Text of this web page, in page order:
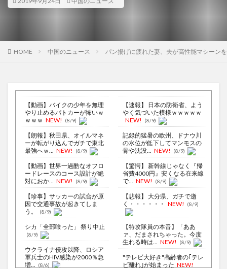
HOME 中国のニュース パン揚げに疲れた妻、夫が高性能マシーン
【動画】バイクの少年を無理
やり止めるパトカーが怖いｗ
ｗｗｗ NEW! (8/9)
【朗報】秋田県、オイルマネ
ーが転がり込んでガチで東北
最強へｗ...
NEW! (8/9)
【動画】世界一過酷なオフロ
ードレースのコース設計が絶
対におか...
NEW! (8/9)
【珍事】サッカーの試合が原
因で交通事故が起きてしま
う。
(8/9)
シカ「全部喰った」 祭り中止
(8/9)
ウクライナ侵攻以降、ロシア
軍兵士のHIV感染が2000％急
増...
(8/6)
【速報】 日本の防衛省、よう
やく気づいた模様ｗｗｗｗｗ
NEW!
(8/9)
記録的猛暑の欧州、ドナウ川
の水位が低下してマンモスの
骨や沈没...
NEW! (8/9)
【驚愕】 新幹線じゃなく『帰
省費4000円』安くなる在来線
で...
NEW! (8/9)
【悲報】 大分県、ガチで逝
く・・・・・・
NEW! (8/9)
【特攻隊員の本音】「ああ
ァ、だまされちゃった。今度
生れる時は...
NEW! (8/9)
"テレビ大好き"高齢者の｢テレ
ビ離れ｣が始まった NEW!